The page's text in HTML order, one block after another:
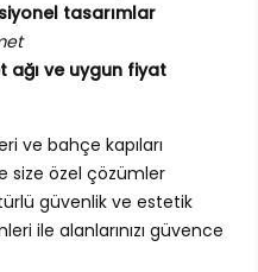
tasarımlar
ağı ve uygun fiyat
ve bahçe kapıları
size özel çözümler
güvenlik ve estetik
ile alanlarınızı güvence